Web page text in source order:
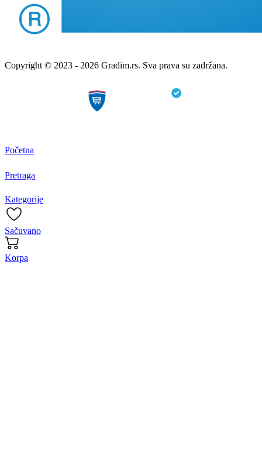
Copyright © 2023 - 2026 Gradim.rs. Sva prava su zadržana.
Početna
Pretraga
Kategorije
Sačuvano
Korpa